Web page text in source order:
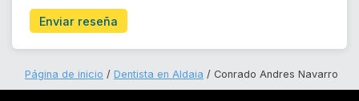
Enviar reseña
Página de inicio Dentista en Aldaia Conrado Andres Navarro